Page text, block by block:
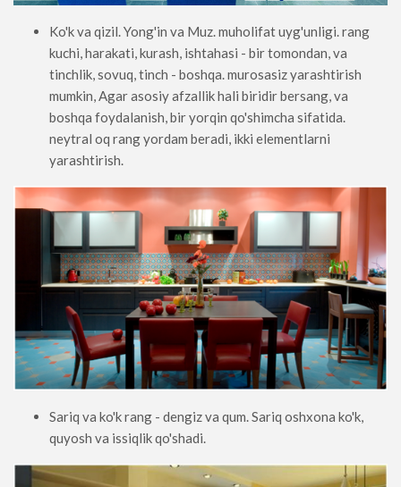
Ko'k va qizil. Yong'in va Muz. muholifat uyg'unligi. rang
kuchi, harakati, kurash, ishtahasi - bir tomondan, va
tinchlik, sovuq, tinch - boshqa. murosasiz yarashtirish
mumkin, Agar asosiy afzallik hali biridir bersang, va
boshqa foydalanish, bir yorqin qo'shimcha sifatida.
neytral oq rang yordam beradi, ikki elementlarni
yarashtirish.
Sariq va ko'k rang - dengiz va qum. Sariq oshxona ko'k,
quyosh va issiqlik qo'shadi.